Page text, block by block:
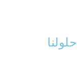
حلولنا